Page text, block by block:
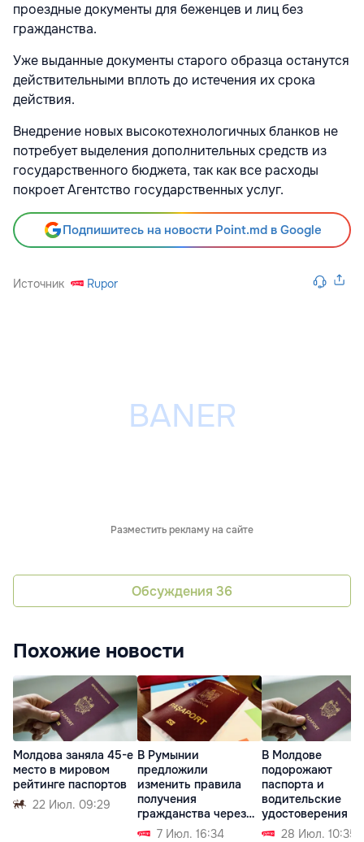
проездные документы для беженцев и лиц без
гражданства.
Уже выданные документы старого образца останутся
действительными вплоть до истечения их срока
действия.
Внедрение новых высокотехнологичных бланков не
потребует выделения дополнительных средств из
государственного бюджета, так как все расходы
покроет Агентство государственных услуг.
Подпишитесь на новости Point.md в Google
Источник Rupor
Разместить рекламу на сайте
Обсуждения 36
Похожие новости
Молдова заняла 45-е
место в мировом
рейтинге паспортов
22 Июл. 09:29
В Румынии
предложили
изменить правила
получения
гражданства через
брак7 Июл. 16:34
В Молдове
подорожают
паспорта и
водительские
удостоверения
28 Июл. 10:35